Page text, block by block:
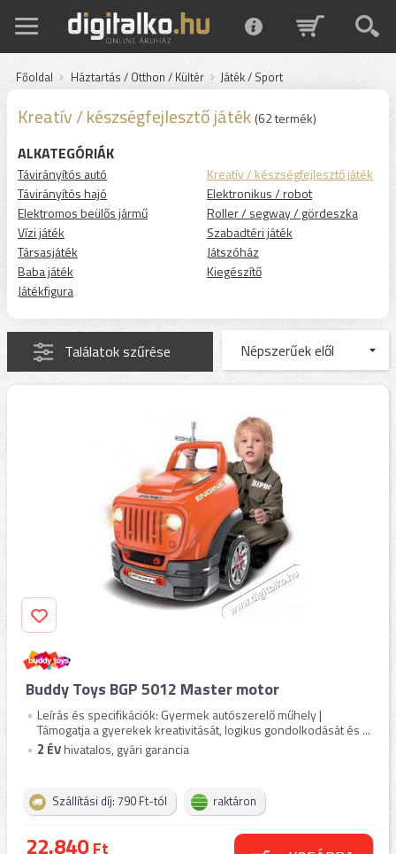
Főoldal Háztartás / Otthon / Kültér Játék / Sport
Kreatív / készségfejlesztő játék (62 termék)
ALKATEGÓRIÁK
Távirányítós autó
Távirányítós hajó
Elektromos beülős jármű
Vízi játék
Társasjáték
Baba játék
Játékfigura
Kreatív / készségfejlesztő játék
Elektronikus / robot
Roller / segway / gördeszka
Szabadtéri játék
Játszóház
Kiegészítő
Találatok szűrése
Buddy Toys BGP 5012 Master motor
Leírás és specifikációk: Gyermek autószerelő műhely |
Támogatja a gyerekek kreativitását, logikus gondolkodását és ...
2 ÉVhivatalos, gyári garancia
Szállítási díj: 790 Ft-tól raktáron
22.840Ft